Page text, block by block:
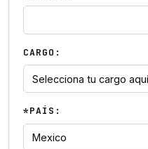
CARGO:
*PAÍS: